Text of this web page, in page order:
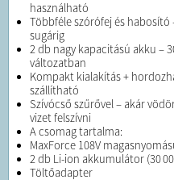
használható
Többféle szórófej és
sugárig
2 db nagy kapacitású akku –
változatban
Kompakt kialakítás +
szállítható
Szívócső szűrővel – akár
vizet felszívni
A csomag tartalma:
MaxForce 108V
2 db Li-ion akkumulátor (30
Töltőadapter